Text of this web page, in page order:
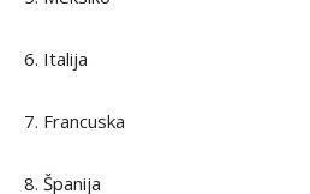
6. Italija
7. Francuska
8. Španija